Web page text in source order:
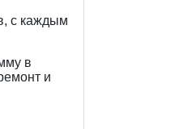
с каждым
в
и